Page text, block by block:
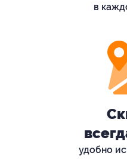
в
удобно